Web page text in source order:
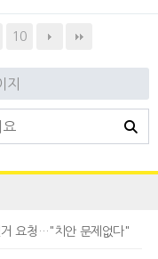
10
지
거 요청…"치안 문제없다"